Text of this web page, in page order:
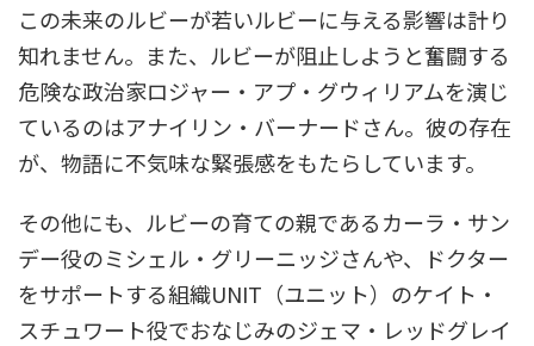
この未来のルビーが若いルビーに与える影響は計り
知れません。また、ルビーが阻止しようと奮闘する
危険な政治家ロジャー・アプ・グウィリアムを演じ
ているのはアナイリン・バーナードさん。彼の存在
が、物語に不気味な緊張感をもたらしています。
その他にも、ルビーの育ての親であるカーラ・サン
デー役のミシェル・グリーニッジさんや、ドクター
をサポートする組織UNIT（ユニット）のケイト・
スチュワート役でおなじみのジェマ・レッドグレイ